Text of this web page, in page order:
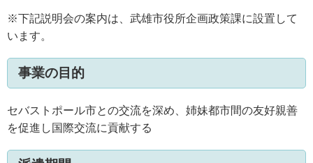
※下記説明会の案内は、武雄市役所企画政策課に設置して
います。
事業の目的
セバストポール市との交流を深め、姉妹都市間の友好親善
を促進し国際交流に貢献する